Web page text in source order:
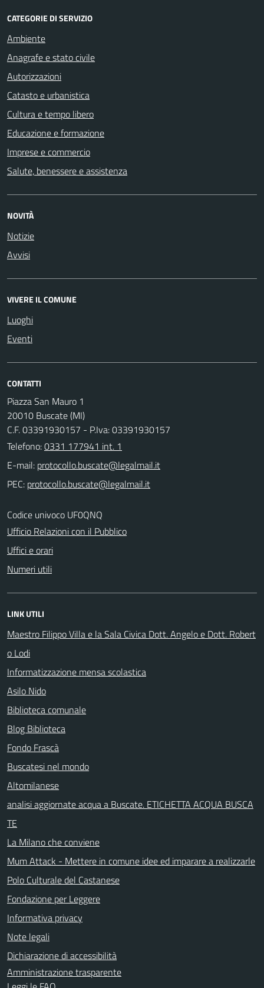
CATEGORIE DI SERVIZIO
Ambiente
Anagrafe e stato civile
Autorizzazioni
Catasto e urbanistica
Cultura e tempo libero
Educazione e formazione
Imprese e commercio
Salute, benessere e assistenza
NOVITÀ
Notizie
Avvisi
VIVERE IL COMUNE
Luoghi
Eventi
CONTATTI
Piazza San Mauro 1
20010 Buscate (MI)
C.F. 03391930157 - P.Iva: 03391930157
Telefono:0331 177941 int. 1
E-mail:
PEC:
Codice univoco UF0QNQ
Ufficio Relazioni con il Pubblico
Uffici e orari
Numeri utili
LINK UTILI
Maestro Filippo Villa e la Sala Civica Dott. Angelo e Dott. Robert
o Lodi
Informatizzazione mensa scolastica
Asilo Nido
Biblioteca comunale
Blog Biblioteca
Fondo Frascà
Buscatesi nel mondo
Altomilanese
analisi aggiornate acqua a Buscate. ETICHETTA ACQUA BUSCA
TE
La Milano che conviene
Mum Attack - Mettere in comune idee ed imparare a realizzarle
Polo Culturale del Castanese
Fondazione per Leggere
Informativa privacy
Note legali
Dichiarazione di accessibilità
Amministrazione trasparente